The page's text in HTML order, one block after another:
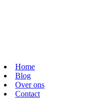
Home
Blog
Over ons
Contact